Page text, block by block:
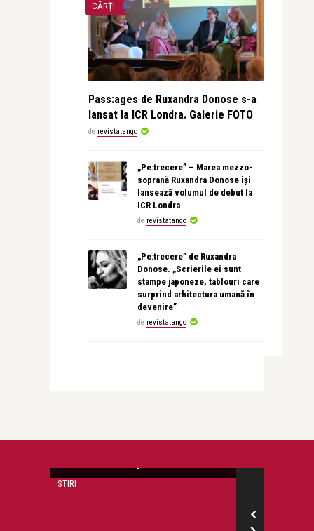
CĂRȚI
Pass:ages de Ruxandra Donose s-a
lansat la ICR Londra. Galerie FOTO
de revistatango
„Pe:trecere” – Marea mezzo-
soprană Ruxandra Donose își
lansează volumul de debut la
ICR Londra
de revistatango
„Pe:trecere” de Ruxandra
Donose. „Scrierile ei sunt
stampe japoneze, tablouri care
surprind arhitectura umană în
devenire”
de revistatango
STIRI